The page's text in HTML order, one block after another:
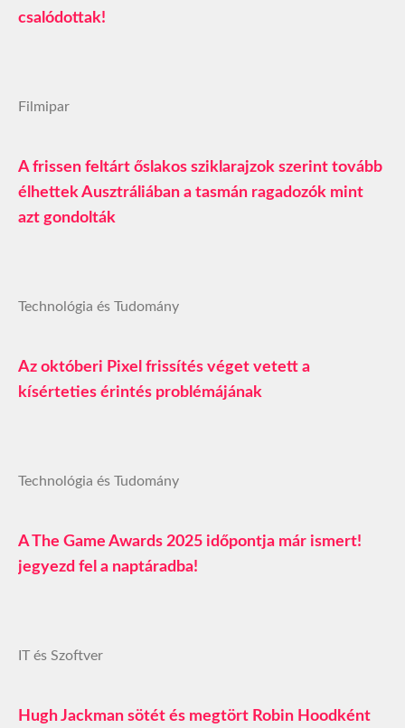
csalódottak!
Filmipar
A frissen feltárt őslakos sziklarajzok szerint tovább
élhettek Ausztráliában a tasmán ragadozók mint
azt gondolták
Technológia és Tudomány
Az októberi Pixel frissítés véget vetett a
kísérteties érintés problémájának
Technológia és Tudomány
A The Game Awards 2025 időpontja már ismert!
jegyezd fel a naptáradba!
IT és Szoftver
Hugh Jackman sötét és megtört Robin Hoodként